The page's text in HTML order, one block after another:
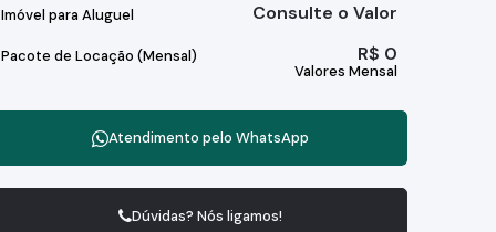
Consulte o Valor
Imóvel para Aluguel
Valores Mensal
R$ 0
Pacote de Locação (Mensal)
Atendimento pelo WhatsApp
Dúvidas? Nós ligamos!